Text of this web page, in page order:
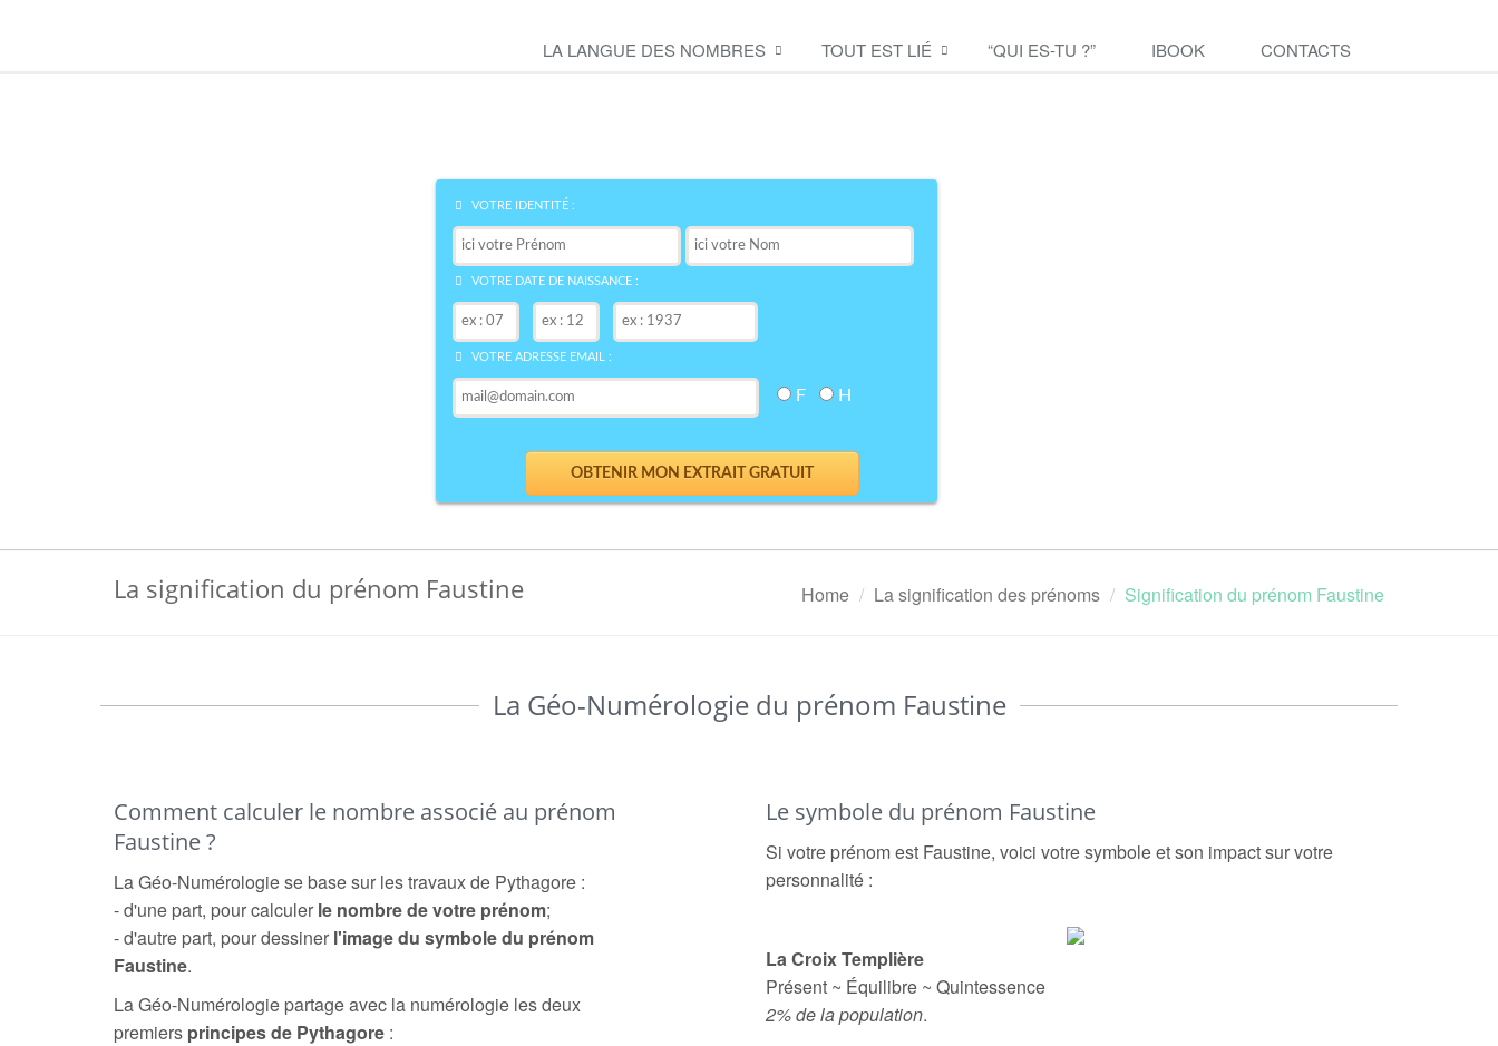
LA LANGUE DES NOMBRES TOUT EST LIÉ “QUI ES-TU ?” IBOOK CONTACTS
VOTRE IDENTITÉ :
VOTRE DATE DE NAISSANCE :
VOTRE ADRESSE EMAIL :
F H
La signification du prénom Faustine Home La signification des prénoms Signification du prénom Faustine
La Géo-Numérologie du prénom Faustine
Comment calculer le nombre associé au prénom
Faustine ?
La Géo-Numérologie se base sur les travaux de Pythagore :
- d'une part, pour calculer le nombre de votre prénom;
- d'autre part, pour dessiner l'image du symbole du prénom
Faustine.
La Géo-Numérologie partage avec la numérologie les deux
premiers principes de Pythagore :
Le symbole du prénom Faustine
Si votre prénom est Faustine, voici votre symbole et son impact sur votre
personnalité :
La Croix Templière
Présent ~ Équilibre ~ Quintessence
2% de la population.